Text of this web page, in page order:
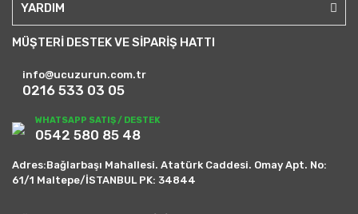
YARDIM
MÜŞTERİ DESTEK VE SİPARİŞ HATTI
info@ucuzurun.com.tr
0216 533 03 05
WHATSAPP SATIŞ / DESTEK
0542 580 85 48
Adres:Bağlarbaşı Mahallesi. Atatürk Caddesi. Omay Apt. No:
61/1 Maltepe/İSTANBUL PK: 34844